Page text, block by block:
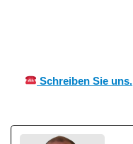
Schreiben Sie uns.